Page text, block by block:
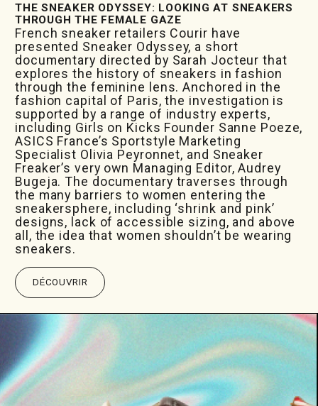
THE SNEAKER ODYSSEY: LOOKING AT SNEAKERS
THROUGH THE FEMALE GAZE
French sneaker retailers Courir have
presented Sneaker Odyssey, a short
documentary directed by Sarah Jocteur that
explores the history of sneakers in fashion
through the feminine lens. Anchored in the
fashion capital of Paris, the investigation is
supported by a range of industry experts,
including Girls on Kicks Founder Sanne Poeze,
ASICS France’s Sportstyle Marketing
Specialist Olivia Peyronnet, and Sneaker
Freaker’s very own Managing Editor, Audrey
Bugeja. The documentary traverses through
the many barriers to women entering the
sneakersphere, including ‘shrink and pink’
designs, lack of accessible sizing, and above
all, the idea that women shouldn’t be wearing
sneakers.
DÉCOUVRIR